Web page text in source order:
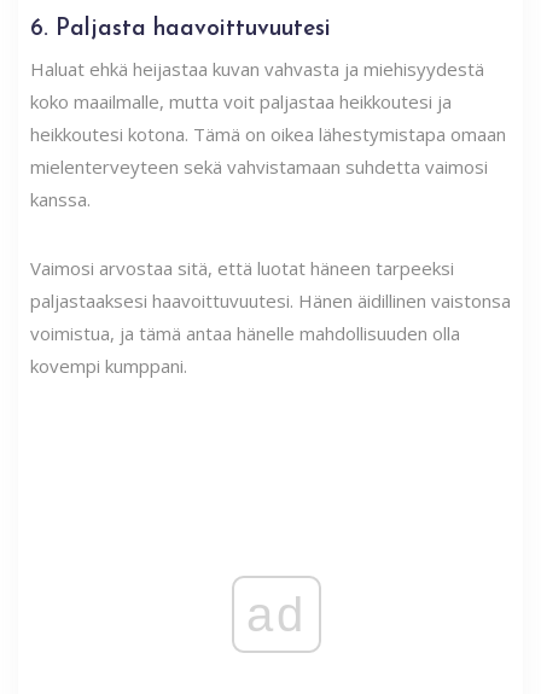
6. Paljasta haavoittuvuutesi
Haluat ehkä heijastaa kuvan vahvasta ja miehisyydestä
koko maailmalle, mutta voit paljastaa heikkoutesi ja
heikkoutesi kotona. Tämä on oikea lähestymistapa omaan
mielenterveyteen sekä vahvistamaan suhdetta vaimosi
kanssa.
Vaimosi arvostaa sitä, että luotat häneen tarpeeksi
paljastaaksesi haavoittuvuutesi. Hänen äidillinen vaistonsa
voimistua, ja tämä antaa hänelle mahdollisuuden olla
kovempi kumppani.
ad